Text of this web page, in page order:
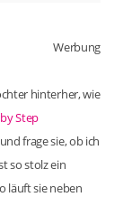
Werbung
hinterher, wie
Step
frage sie, ob ich
so stolz ein
läuft sie neben